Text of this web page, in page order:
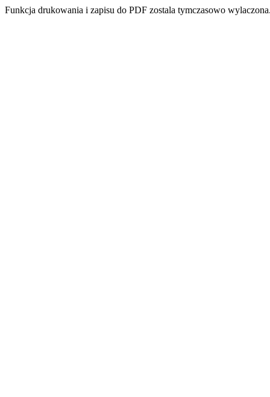
Funkcja drukowania i zapisu do PDF zostala tymczasowo